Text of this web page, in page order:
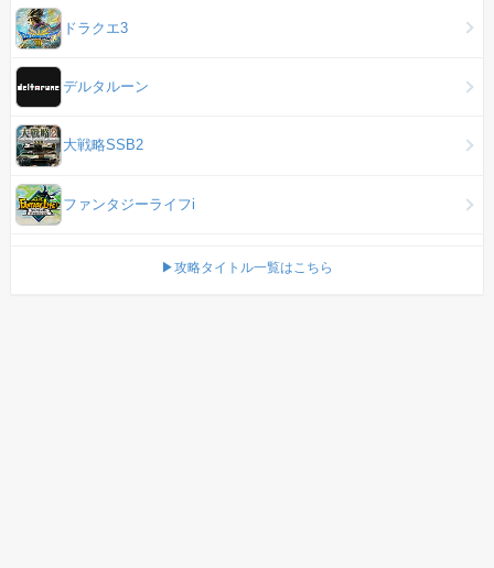
ドラクエ3
デルタルーン
大戦略SSB2
ファンタジーライフi
▶攻略タイトル一覧はこちら